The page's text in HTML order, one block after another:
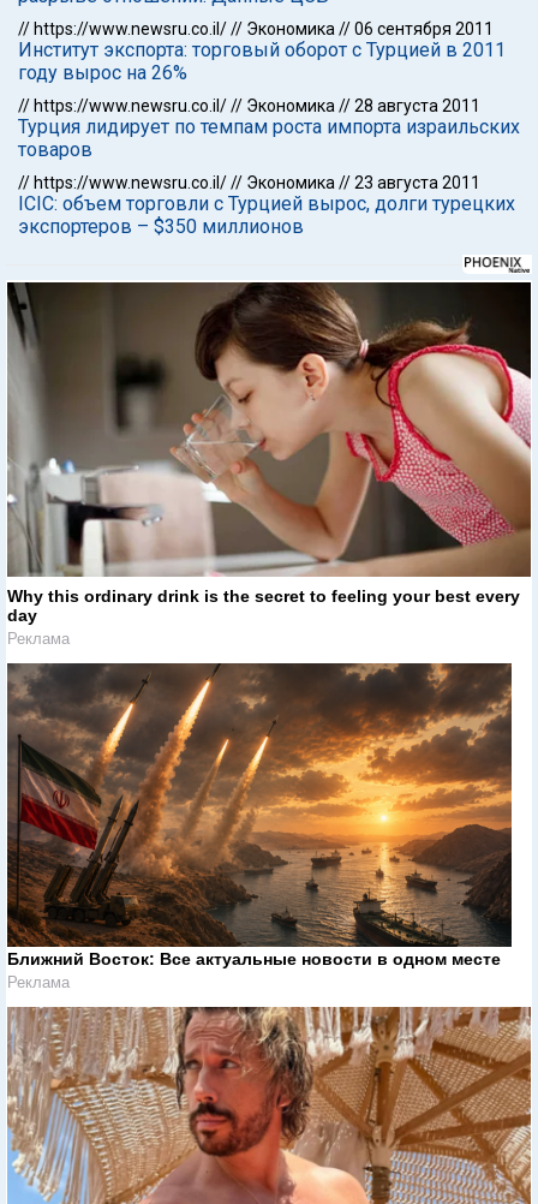
// https://www.newsru.co.il/// Экономика //06 сентября 2011
Институт экспорта: торговый оборот с Турцией в 2011
году вырос на 26%
// https://www.newsru.co.il/// Экономика //28 августа 2011
Турция лидирует по темпам роста импорта израильских
товаров
// https://www.newsru.co.il/// Экономика //23 августа 2011
ICIC: объем торговли с Турцией вырос, долги турецких
экспортеров – $350 миллионов
Why this ordinary drink is the secret to feeling your best every
day
Реклама
Ближний Восток: Все актуальные новости в одном месте
Реклама